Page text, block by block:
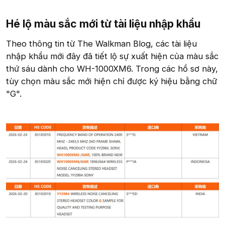
Hé lộ màu sắc mới từ tài liệu nhập khẩu​
Theo thông tin từ The Walkman Blog, các tài liệu
nhập khẩu mới đây đã tiết lộ sự xuất hiện của màu sắc
thứ sáu dành cho WH-1000XM6. Trong các hồ sơ này,
tùy chọn màu sắc mới hiện chỉ được ký hiệu bằng chữ
"G".